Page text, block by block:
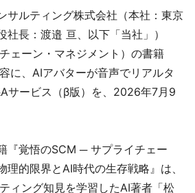
サルティング株式会社（本社：東京
社長：渡邉 亘、以下「当社」）
ェーン・マネジメント）の書籍
に、AIアバターが音声でリアルタ
サービス（β版）を、2026年7月9
『覚悟のSCM ─ サプライチェー
理的限界とAI時代の生存戦略』は、
ィング知見を学習したAI著者「松